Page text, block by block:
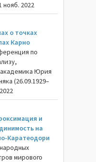
нояб. 2022
о точках
Карно
по
Юрия
(26.09.1929–
и
на
Каратеодори
мирового